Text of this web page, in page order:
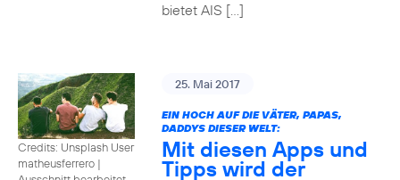
bietet AIS […]
Credits: Unsplash User
matheusferrero |
25. Mai 2017
EIN HOCH AUF DIE VÄTER, PAPAS,
DADDYS DIESER WELT:
Mit diesen Apps und
Tipps wird der